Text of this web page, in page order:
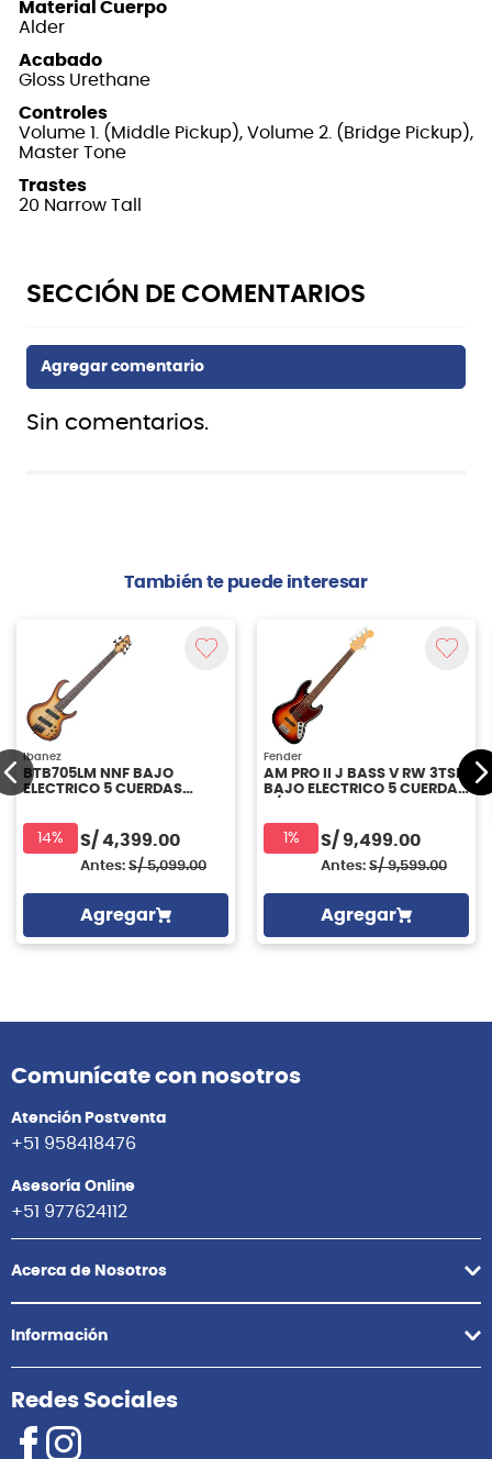
Material Cuerpo
Alder
Acabado
Gloss Urethane
Controles
Volume 1. (Middle Pickup), Volume 2. (Bridge Pickup),
Master Tone
Trastes
20 Narrow Tall
Sin comentarios.
También te puede interesar
Ibanez
BTB705LM NNF BAJO
ELECTRICO 5 CUERDAS
14% S/ 4,399.00
Antes: S/ 5,099.00
Agregar
Fender
AM PRO II J BASS V RW 3TSB
BAJO ELECTRICO 5 CUERDAS
1% S/ 9,499.00
Antes: S/ 9,599.00
Agregar
Comunícate con nosotros
Atención Postventa
+51 958418476
Asesoría Online
+51 977624112
Acerca de Nosotros
Información
Redes Sociales